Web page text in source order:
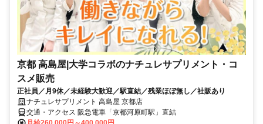
京都 高島屋|大学コラボのナチュレサプリメント・コ
スメ販売
正社員／月9休／未経験大歓迎／駅直結／残業ほぼ無し／社販あり
ナチュレサプリメント 高島屋 京都店
交通・アクセス 阪急電車「京都河原町駅」直結